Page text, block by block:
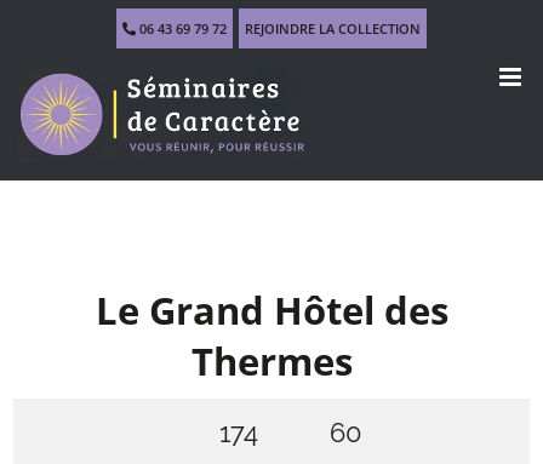
06 43 69 79 72 REJOINDRE LA COLLECTION
Le Grand Hôtel des
Thermes
174 60